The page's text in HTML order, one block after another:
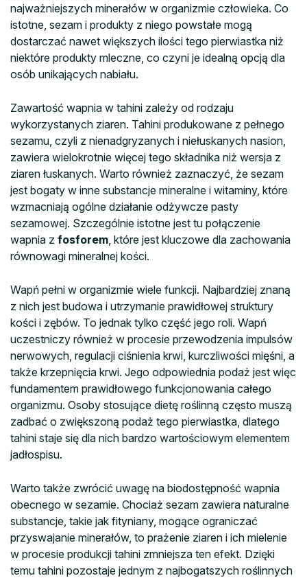
najważniejszych minerałów w organizmie człowieka. Co
istotne, sezam i produkty z niego powstałe mogą
dostarczać nawet większych ilości tego pierwiastka niż
niektóre produkty mleczne, co czyni je idealną opcją dla
osób unikających nabiału.
Zawartość wapnia w tahini zależy od rodzaju
wykorzystanych ziaren. Tahini produkowane z pełnego
sezamu, czyli z nienadgryzanych i niełuskanych nasion,
zawiera wielokrotnie więcej tego składnika niż wersja z
ziaren łuskanych. Warto również zaznaczyć, że sezam
jest bogaty w inne substancje mineralne i witaminy, które
wzmacniają ogólne działanie odżywcze pasty
sezamowej. Szczególnie istotne jest tu połączenie
wapnia z fosforem , które jest kluczowe dla zachowania
równowagi mineralnej kości.
Wapń pełni w organizmie wiele funkcji. Najbardziej znaną
z nich jest budowa i utrzymanie prawidłowej struktury
kości i zębów. To jednak tylko część jego roli. Wapń
uczestniczy również w procesie przewodzenia impulsów
nerwowych, regulacji ciśnienia krwi, kurczliwości mięśni, a
także krzepnięcia krwi. Jego odpowiednia podaż jest więc
fundamentem prawidłowego funkcjonowania całego
organizmu. Osoby stosujące dietę roślinną często muszą
zadbać o zwiększoną podaż tego pierwiastka, dlatego
tahini staje się dla nich bardzo wartościowym elementem
jadłospisu.
Warto także zwrócić uwagę na biodostępność wapnia
obecnego w sezamie. Chociaż sezam zawiera naturalne
substancje, takie jak fityniany, mogące ograniczać
przyswajanie minerałów, to prażenie ziaren i ich mielenie
w procesie produkcji tahini zmniejsza ten efekt. Dzięki
temu tahini pozostaje jednym z najbogatszych roślinnych